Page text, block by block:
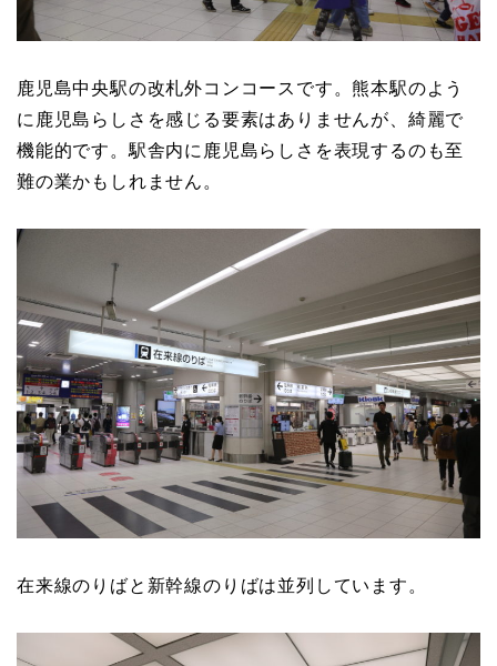
鹿児島中央駅の改札外コンコースです。熊本駅のよう
に鹿児島らしさを感じる要素はありませんが、綺麗で
機能的です。駅舎内に鹿児島らしさを表現するのも至
難の業かもしれません。
在来線のりばと新幹線のりばは並列しています。